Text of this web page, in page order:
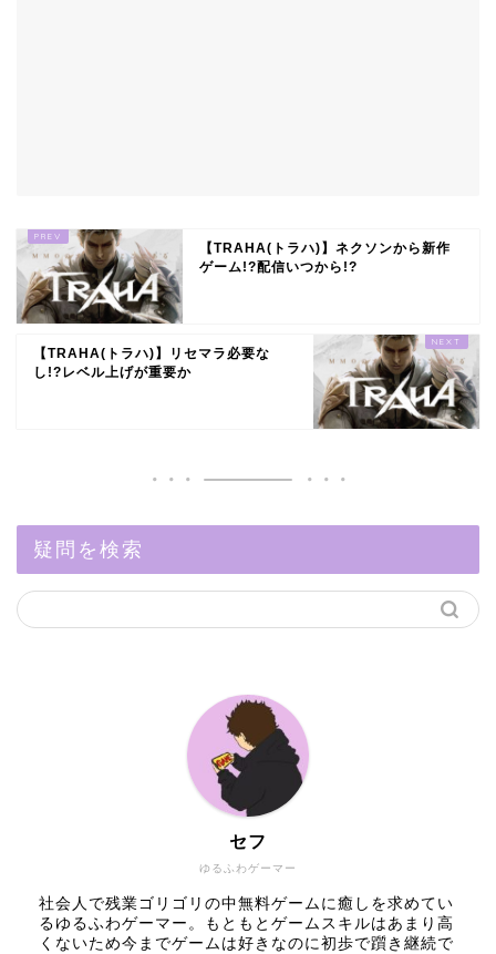
【TRAHA(トラハ)】ネクソンから新作
ゲーム!?配信いつから!?
【TRAHA(トラハ)】リセマラ必要な
し!?レベル上げが重要か
疑問を検索
ゆるふわゲーマー
セフ
社会人で残業ゴリゴリの中無料ゲームに癒しを求めてい
るゆるふわゲーマー。もともとゲームスキルはあまり高
くないため今までゲームは好きなのに初歩で躓き継続で